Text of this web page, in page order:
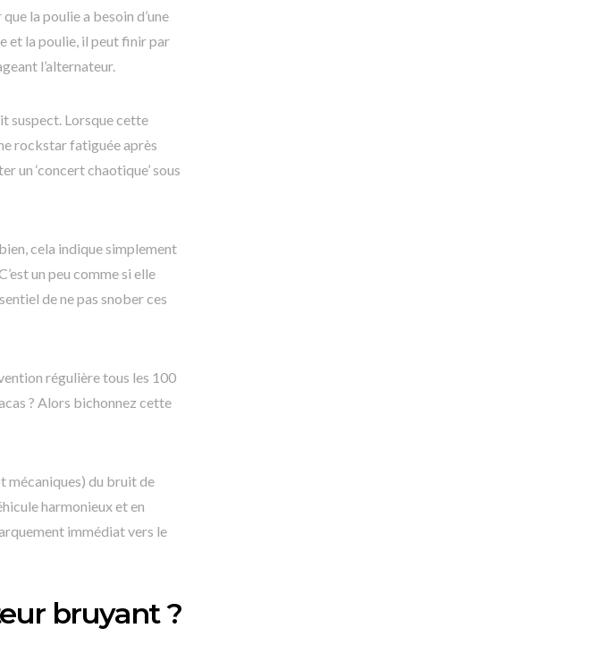
la poulie a besoin d’une
et la poulie, il peut finir par
l’alternateur.
suspect. Lorsque cette
rockstar fatiguée après
un ‘concert chaotique’ sous
cela indique simplement
un peu comme si elle
de ne pas snober ces
régulière tous les 100
? Alors bichonnez cette
mécaniques) du bruit de
harmonieux et en
immédiat vers le
bruyant ?